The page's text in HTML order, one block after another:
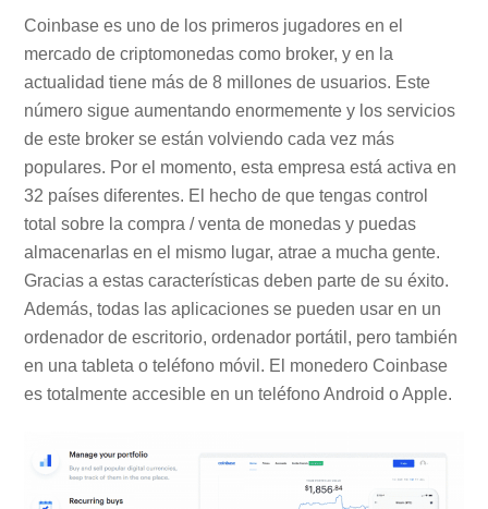
Coinbase es uno de los primeros jugadores en el
mercado de criptomonedas como broker, y en la
actualidad tiene más de 8 millones de usuarios. Este
número sigue aumentando enormemente y los servicios
de este broker se están volviendo cada vez más
populares. Por el momento, esta empresa está activa en
32 países diferentes. El hecho de que tengas control
total sobre la compra / venta de monedas y puedas
almacenarlas en el mismo lugar, atrae a mucha gente.
Gracias a estas características deben parte de su éxito.
Además, todas las aplicaciones se pueden usar en un
ordenador de escritorio, ordenador portátil, pero también
en una tableta o teléfono móvil. El monedero Coinbase
es totalmente accesible en un teléfono Android o Apple.